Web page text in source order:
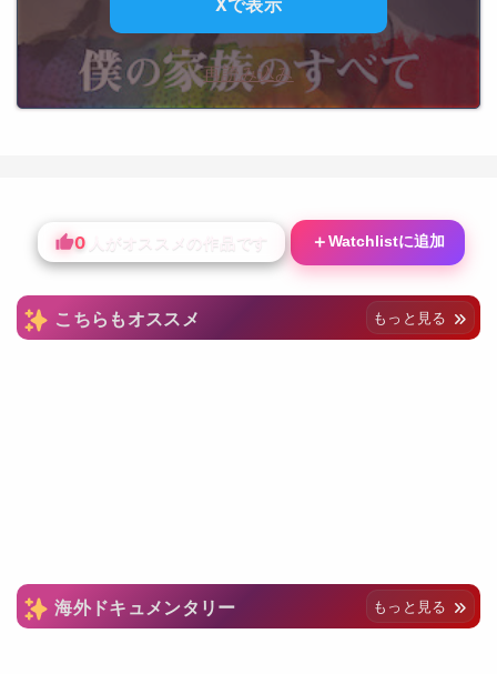
再読み込み
0 人がオススメの作品です ＋Watchlistに追加
こちらもオススメ もっと見る
海外ドキュメンタリー もっと見る